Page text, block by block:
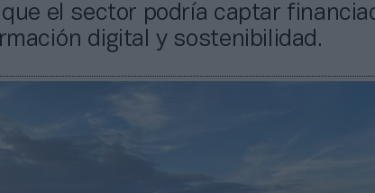
el sector podría captar
digital y sostenibilidad.